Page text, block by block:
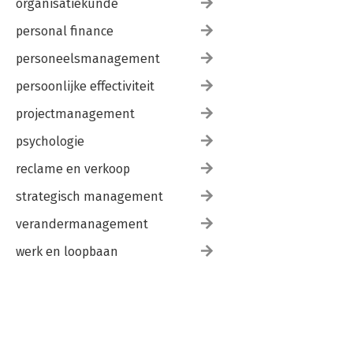
organisatiekunde
personal finance
personeelsmanagement
persoonlijke effectiviteit
projectmanagement
psychologie
reclame en verkoop
strategisch management
verandermanagement
werk en loopbaan